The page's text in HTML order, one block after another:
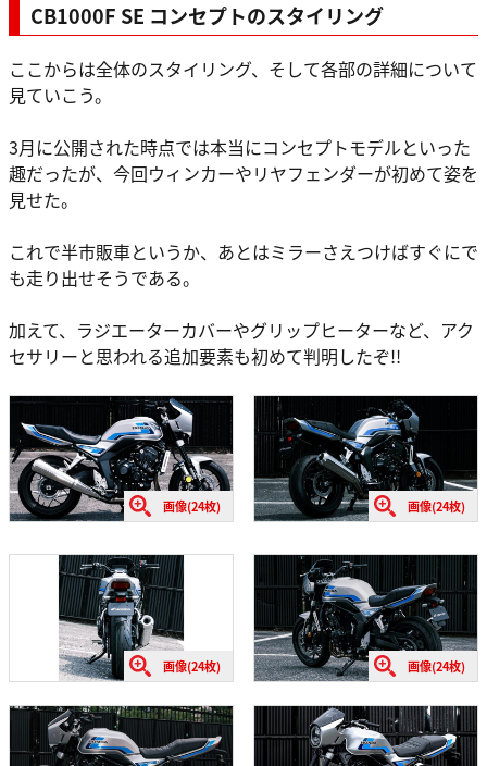
CB1000F SE コンセプトのスタイリング
ここからは全体のスタイリング、そして各部の詳細について
見ていこう。
3月に公開された時点では本当にコンセプトモデルといった
趣だったが、今回ウィンカーやリヤフェンダーが初めて姿を
見せた。
これで半市販車というか、あとはミラーさえつけばすぐにで
も走り出せそうである。
加えて、ラジエーターカバーやグリップヒーターなど、アク
セサリーと思われる追加要素も初めて判明したぞ!!
画像(24枚) 画像(24枚)
画像(24枚) 画像(24枚)